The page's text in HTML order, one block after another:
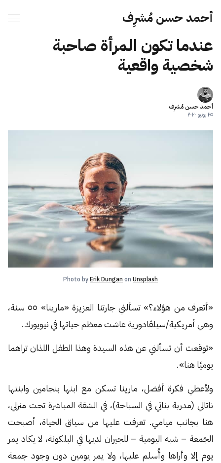
أحمد حسن مُشرِف
عندما تكون المرأة صاحبة
شخصية واقعية
أحمد حسن مُشرِف
٢٥ يونيو ٢٠٢٠
Photo byErik Dungan on Unsplash
«أتعرف من هؤلاء؟» تسألني جارتنا العزيزة «مارينا» ٥٥ سنة،
وهي أمريكية/سيلڤادورية عاشت معظم حياتها في نيويورك.
«توقعت أن تسألني عن هذه السيدة وهذا الطفل اللذان تراهما
يوميًا هنا».
ولأعطي فكرة أفضل، مارينا تسكن مع ابنها بنجامين وابنتها
ناتالي (مدربة بناتي في السباحة)، في الشقة المباشرة تحت منزلي،
هنا بجانب ميامي. تعرفت عليها من سياق الحياة، أصبحت
الجَمعة – شبه اليومية – للجيران لديها في البلكونة، لا يكاد يمر
يوم إلا وأراها وأُسلم عليها، ولا يمر يومين دون وجود جمعة